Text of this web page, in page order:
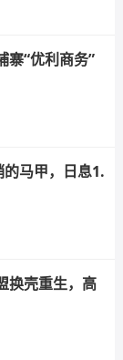
寨“优利商务”
马甲，日息1.
换壳重生，高